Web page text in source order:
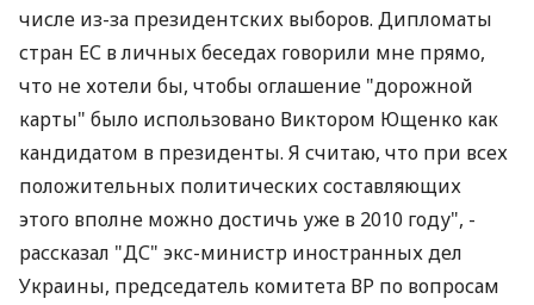
числе из-за президентских выборов. Дипломаты
стран ЕС в личных беседах говорили мне прямо,
что не хотели бы, чтобы оглашение "дорожной
карты" было использовано Виктором Ющенко как
кандидатом в президенты. Я считаю, что при всех
положительных политических составляющих
этого вполне можно достичь уже в 2010 году", -
рассказал "ДС" экс-министр иностранных дел
Украины, председатель комитета ВР по вопросам